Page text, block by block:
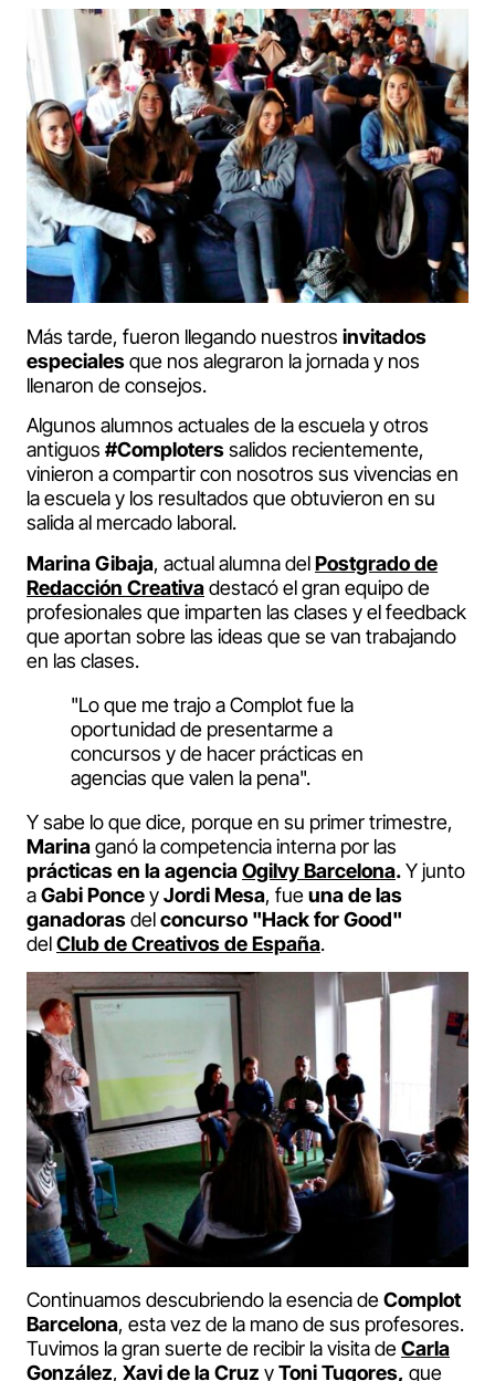
Más tarde, fueron llegando nuestros invitados
especialesque nos alegraron la jornada y nos
llenaron de consejos.
Algunos alumnos actuales de la escuela y otros
antiguos #Comploterssalidos recientemente,
vinieron a compartir con nosotros sus vivencias en
la escuela y los resultados que obtuvieron en su
salida al mercado laboral.
Marina Gibaja, actual alumna delPostgrado de
Redacción Creativadestacó el gran equipo de
profesionales que imparten las clases y el feedback
que aportan sobre las ideas que se van trabajando
en las clases.
"Lo que me trajo a Complot fue la
oportunidad de presentarme a
concursos y de hacer prácticas en
agencias que valen la pena".
Y sabe lo que dice, porque en su primer trimestre,
Marinaganó la competencia interna por las
prácticas en la agenciaOgilvy Barcelona.Y junto
aGabi PonceyJordi Mesa, fueuna de las
ganadorasdelconcurso "Hack for Good"
delClub de Creativos de España.
Continuamos descubriendo la esencia deComplot
Barcelona, esta vez de la mano de sus profesores.
Tuvimos la gran suerte de recibir la visita deCarla
González, Xavi de la Cruz yToni Tugores, que